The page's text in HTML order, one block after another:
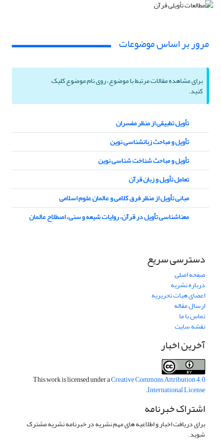
مرور بر اساس موضوعات
برای مشاهده مقالات مرتبط با موضوع، روی نام موضوع کلیک
کنید.
تأویل تطبیقی از منظر مفسران
تأویل و مباحث زبانشناسی نوین
تأویل و مباحث شناخت شناسی نوین
تعامل تأویل و زبان قرآن
مبانی تأویل از منظر فرق کلامی و عالمان علوم اسلامی
معناشناسی تأویل در قرآن، روایات شیعه و سنی، اصطلاح عالمان
دسترسی سریع
صفحه اصلی
درباره نشریه
اعضای هیات تحریریه
ارسال مقاله
تماس با ما
نقشه سایت
آخرین اخبار
This work is licensed under aCreative Commons Attribution 4.0
International License
.
اشتراک خبرنامه
برای دریافت اخبار و اطلاعیه های مهم نشریه در خبرنامه نشریه مشترک
شوید.